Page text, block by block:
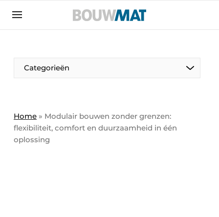
Aanmelden
Bedrijven
Bedrijven
Contact
Direct contact
Categorieën
Home » Modulair bouwen zonder grenzen:
flexibiliteit, comfort en duurzaamheid in één
oplossing